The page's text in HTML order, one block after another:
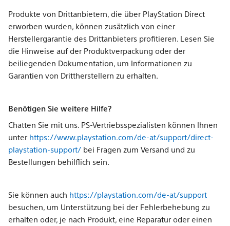
Produkte von Drittanbietern, die über PlayStation Direct
erworben wurden, können zusätzlich von einer
Herstellergarantie des Drittanbieters profitieren. Lesen Sie
die Hinweise auf der Produktverpackung oder der
beiliegenden Dokumentation, um Informationen zu
Garantien von Drittherstellern zu erhalten.
Benötigen Sie weitere Hilfe?
Chatten Sie mit uns. PS-Vertriebsspezialisten können Ihnen
unter https://www.playstation.com/de-at/support/direct-
playstation-support/ bei Fragen zum Versand und zu
Bestellungen behilflich sein.
Sie können auch https://playstation.com/de-at/support
besuchen, um Unterstützung bei der Fehlerbehebung zu
erhalten oder, je nach Produkt, eine Reparatur oder einen